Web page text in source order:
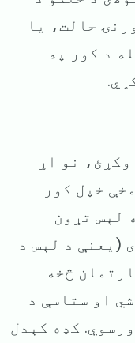
حالت، یا
د کور په
نو اړ
خپل کور
لېس تړون
(یعنې د لېس د
څخه
او ستاسې د
کډه کېدل